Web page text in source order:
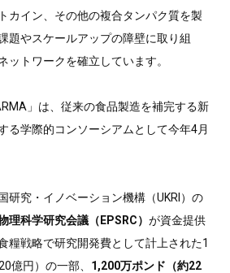
カイン、その他の複合タンパク質を製
題やスケールアップの障壁に取り組
ットワークを確立しています。
」は、従来の食品製造を補完する新
る学際的コンソーシアムとして今年4月
研究・イノベーション機構（UKRI）の
理科学研究会議（EPSRC）が資金提供
糧戦略で研究開発費として計上された1
億円）の一部、 1,200万ポンド（約22